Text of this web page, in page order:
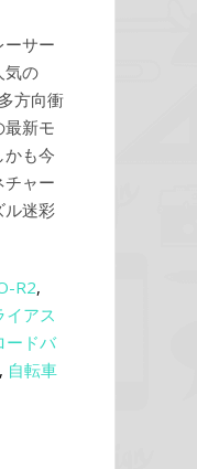
ーサー
気の
方向衝
最新モ
かも今
チャー
ル迷彩
R2,
イアス
ードバ
, 自転車